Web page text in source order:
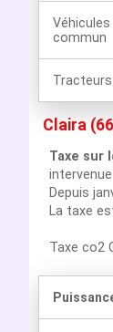
commun
Claira
Taxe sur
Depuis
La taxe
Taxe co2